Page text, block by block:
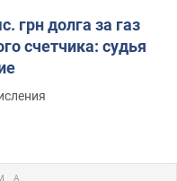
грн долга за газ
счетчика: судья